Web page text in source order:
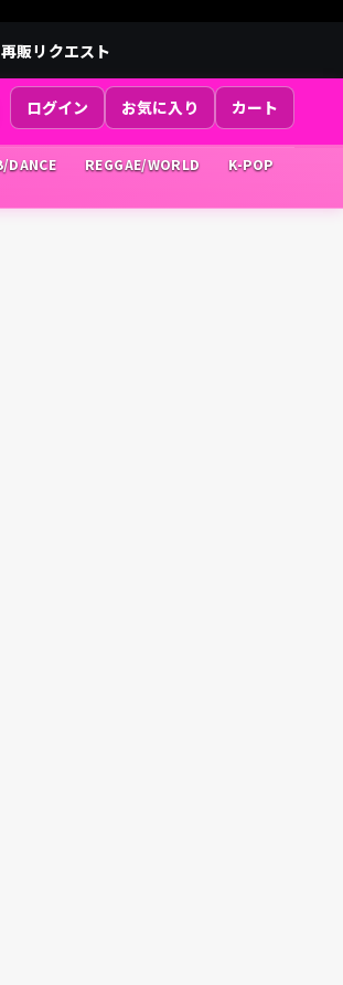
再販リクエスト
ログイン お気に入り カート
DANCE REGGAE/WORLD
K-POP